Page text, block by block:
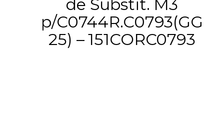
de Substit. M3
p/C0744R.C0793(GG
25) – 151CORC0793